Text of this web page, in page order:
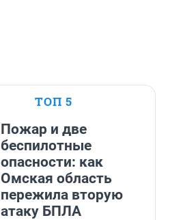
ТОП 5
Пожар и две
беспилотные
опасности: как
Омская область
пережила вторую
атаку БПЛА